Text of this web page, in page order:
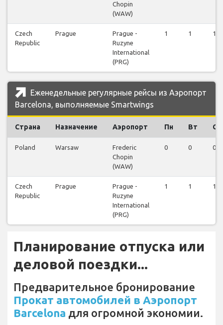
Chopin
(WAW)
Czech
Republic
Prague
Prague -
Ruzyne
International
(PRG)
1 1 1
Еженедельные регулярные рейсы из Аэропорт
Barcelona, выполняемые Smartwings
Страна Назначение Аэропорт Пн Вт Ср
Poland Warsaw
Frederic
Chopin
(WAW)
0 0 0
Czech
Republic
Prague
Prague -
Ruzyne
International
(PRG)
1 1 1
Планирование отпуска или
деловой поездки...
Предварительное бронирование
Прокат автомобилей в Аэропорт
Barcelona для огромной экономии.